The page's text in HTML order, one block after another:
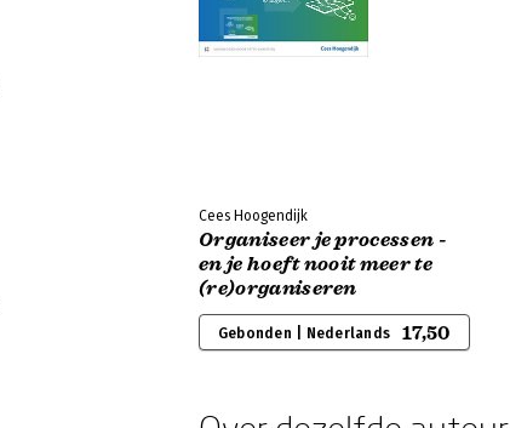
Cees Hoogendijk
Organiseer je processen -
en je hoeft nooit meer te
(re)organiseren
Gebonden | Nederlands 17,50